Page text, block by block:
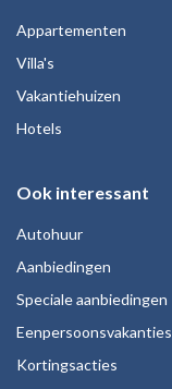
Appartementen
Villa's
Vakantiehuizen
Hotels
Ook interessant
Autohuur
Aanbiedingen
Speciale aanbiedingen
Eenpersoonsvakanties
Kortingsacties